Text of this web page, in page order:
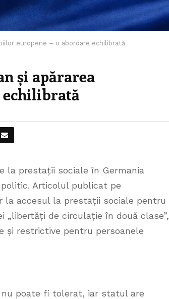
europene – o abordare echilibrată
și apărarea
echilibrată
la prestații sociale în Germania
Articolul publicat pe
la accesul la prestații sociale pentru
„libertăți de circulație în două clase”,
și restrictive pentru persoanele
poate fi tolerat, iar statul are